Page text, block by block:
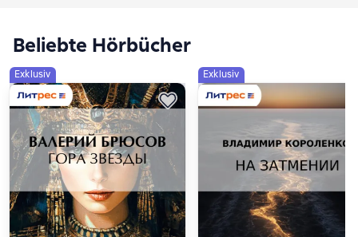
Beliebte Hörbücher
Exklusiv Exklusiv